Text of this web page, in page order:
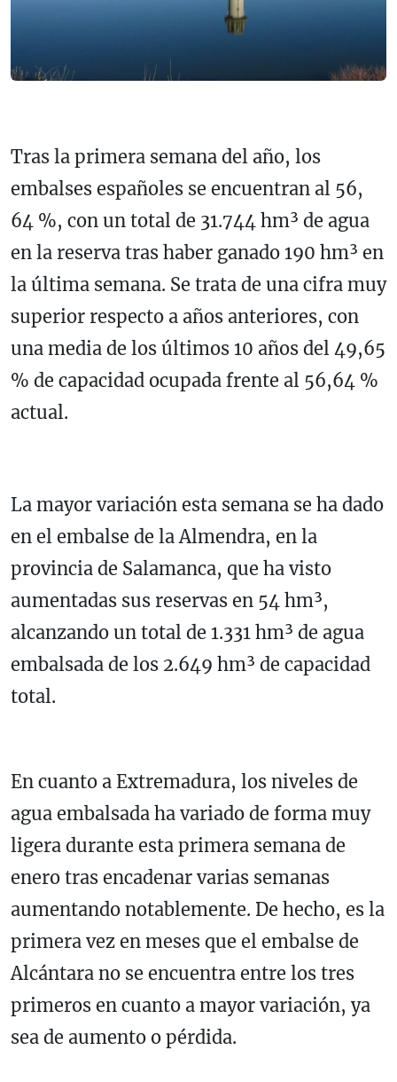
Tras la primera semana del año, los
embalses españoles se encuentran al 56,
64 %, con un total de 31.744 hm³ de agua
en la reserva tras haber ganado 190 hm³ en
la última semana. Se trata de una cifra muy
superior respecto a años anteriores, con
una media de los últimos 10 años del 49,65
% de capacidad ocupada frente al 56,64 %
actual.
La mayor variación esta semana se ha dado
en el embalse de la Almendra, en la
provincia de Salamanca, que ha visto
aumentadas sus reservas en 54 hm³,
alcanzando un total de 1.331 hm³ de agua
embalsada de los 2.649 hm³ de capacidad
total.
En cuanto a Extremadura, los niveles de
agua embalsada ha variado de forma muy
ligera durante esta primera semana de
enero tras encadenar varias semanas
aumentando notablemente. De hecho, es la
primera vez en meses que el embalse de
Alcántara no se encuentra entre los tres
primeros en cuanto a mayor variación, ya
sea de aumento o pérdida.